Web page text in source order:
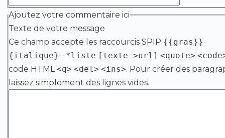
Ajoutez votre commentaire ici
Texte de votre message
Ce champ accepte les raccourcis SPIP {{gras}}
{italique} -*liste [texte->url] <quote>
code HTML<q> <del> <ins>. Pour créer des
laissez simplement des lignes vides.